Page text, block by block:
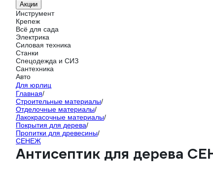
Акции
Инструмент
Крепеж
Всё для сада
Электрика
Силовая техника
Станки
Спецодежда и СИЗ
Сантехника
Авто
Для юрлиц
Главная/
Строительные материалы/
Отделочные материалы/
Лакокрасочные материалы/
Покрытия для дерева/
Пропитки для древесины/
СЕНЕЖ
Антисептик для дерева